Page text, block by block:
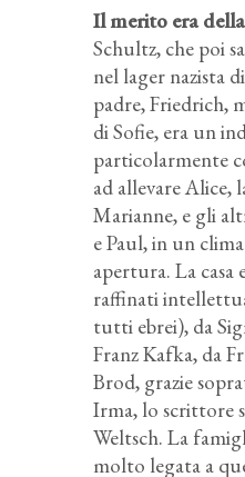
Il merito era
Schultz, che poi
nel lager nazista
padre, Friedrich,
di Sofie, era un
particolarmente
ad allevare Alice,
Marianne, e gli
e Paul, in un
apertura. La
raffinati
tutti ebrei), da
Franz Kafka, da
Brod, grazie
Irma, lo scrittore
Weltsch. La
molto legata a